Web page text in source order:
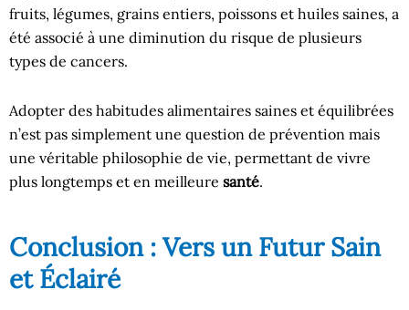
fruits, légumes, grains entiers, poissons et huiles saines, a
été associé à une diminution du risque de plusieurs
types de cancers.
Adopter des habitudes alimentaires saines et équilibrées
n’est pas simplement une question de prévention mais
une véritable philosophie de vie, permettant de vivre
plus longtemps et en meilleure santé.
Conclusion : Vers un Futur Sain
et Éclairé